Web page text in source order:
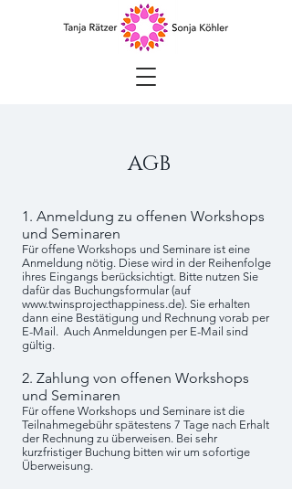
AGB
1. Anmeldung zu offenen Workshops
und Seminaren
Für offene Workshops und Seminare ist eine
Anmeldung nötig. Diese wird in der Reihenfolge
ihres Eingangs berücksichtigt. Bitte nutzen Sie
dafür das Buchungsformular (auf
www.twinsprojecthappiness.de). Sie erhalten
dann eine Bestätigung und Rechnung vorab per
E-Mail. Auch Anmeldungen per E-Mail sind
gültig.
2. Zahlung von offenen Workshops
und Seminaren
Für offene Workshops und Seminare ist die
Teilnahmegebühr spätestens 7 Tage nach Erhalt
der Rechnung zu überweisen. Bei sehr
kurzfristiger Buchung bitten wir um sofortige
Überweisung.